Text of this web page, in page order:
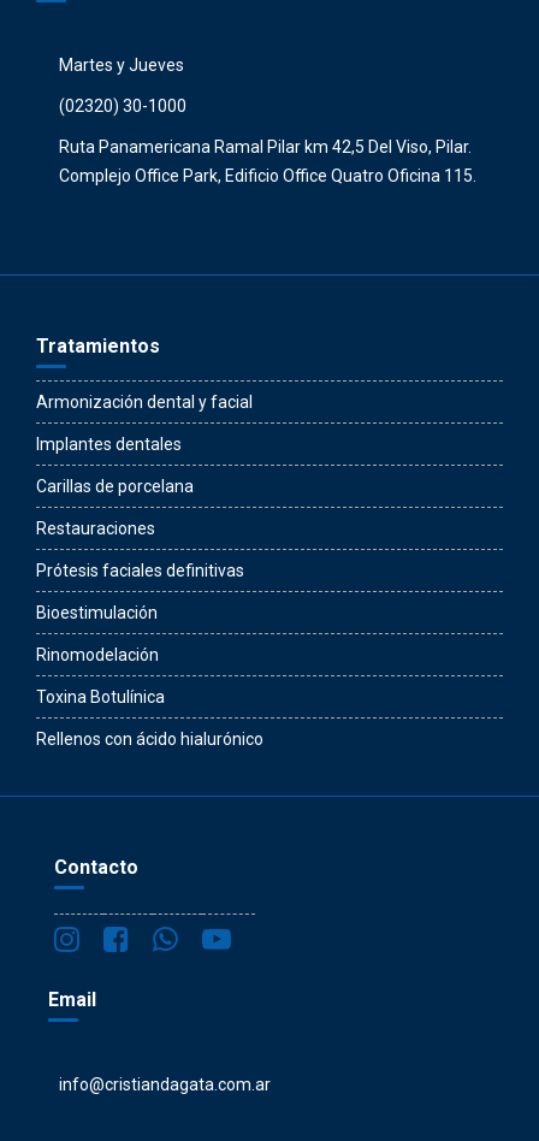
Martes y Jueves
(02320) 30-1000
Ruta Panamericana Ramal Pilar km 42,5 Del Viso, Pilar.
Complejo Office Park, Edificio Office Quatro Oficina 115.
Tratamientos
Armonización dental y facial
Implantes dentales
Carillas de porcelana
Restauraciones
Prótesis faciales definitivas
Bioestimulación
Rinomodelación
Toxina Botulínica
Rellenos con ácido hialurónico
Contacto
Email
info@cristiandagata.com.ar